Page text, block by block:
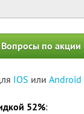
Вопросы по акции
IOS или Android
52%: